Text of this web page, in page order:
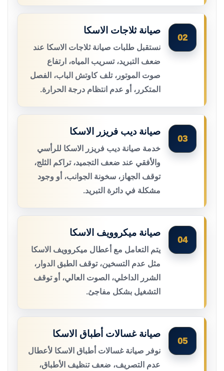
02
صيانة ثلاجات الاسكا
نستقبل طلبات صيانة ثلاجات الاسكا عند
ضعف التبريد، تسريب المياه، ارتفاع
صوت الموتور، تلف كاوتش الباب، الفصل
المتكرر، أو عدم انتظام درجة الحرارة.
03
صيانة ديب فريزر الاسكا
خدمة صيانة ديب فريزر الاسكا للرأسي
والأفقي عند ضعف التجميد، تراكم الثلج،
توقف الجهاز، سخونة الجوانب، أو وجود
مشكلة في دائرة التبريد.
04
صيانة ميكروويف الاسكا
يتم التعامل مع أعطال ميكروويف الاسكا
مثل عدم التسخين، توقف الطبق الدوار،
الشرر الداخلي، الصوت العالي، أو توقف
التشغيل بشكل مفاجئ.
05
صيانة غسالات أطباق الاسكا
نوفر صيانة غسالات أطباق الاسكا لأعطال
عدم التصريف، ضعف تنظيف الأطباق،